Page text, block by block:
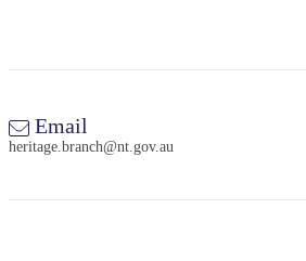
Email
heritage.branch@nt.gov.au